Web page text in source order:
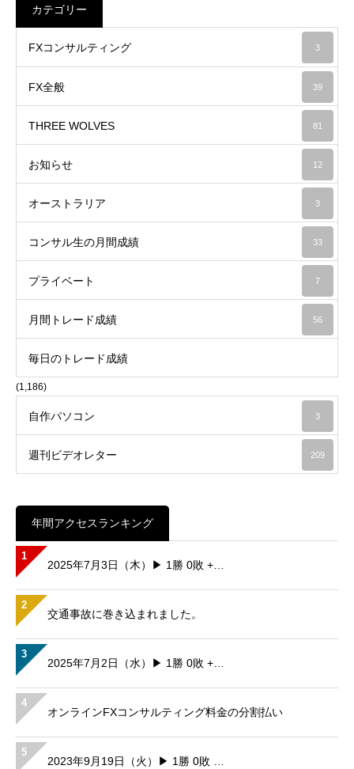
カテゴリー
FXコンサルティング 3
FX全般 39
THREE WOLVES 81
お知らせ 12
オーストラリア 3
コンサル生の月間成績 33
プライベート 7
月間トレード成績 56
毎日のトレード成績
(1,186)
自作パソコン 3
週刊ビデオレター 209
年間アクセスランキング
1
2025年7月3日（木）▶ 1勝 0敗 +…
2
交通事故に巻き込まれました。
3
2025年7月2日（水）▶ 1勝 0敗 +…
4
オンラインFXコンサルティング料金の分割払い
5
2023年9月19日（火）▶ 1勝 0敗 …